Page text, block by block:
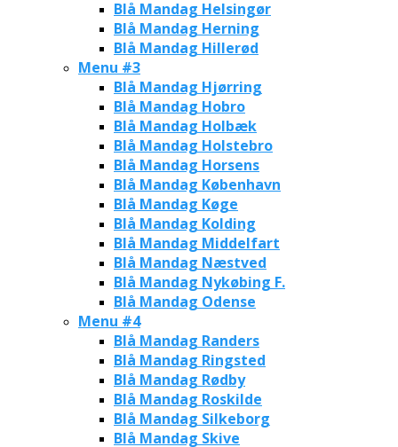
Blå Mandag Helsingør
Blå Mandag Herning
Blå Mandag Hillerød
Menu #3
Blå Mandag Hjørring
Blå Mandag Hobro
Blå Mandag Holbæk
Blå Mandag Holstebro
Blå Mandag Horsens
Blå Mandag København
Blå Mandag Køge
Blå Mandag Kolding
Blå Mandag Middelfart
Blå Mandag Næstved
Blå Mandag Nykøbing F.
Blå Mandag Odense
Menu #4
Blå Mandag Randers
Blå Mandag Ringsted
Blå Mandag Rødby
Blå Mandag Roskilde
Blå Mandag Silkeborg
Blå Mandag Skive